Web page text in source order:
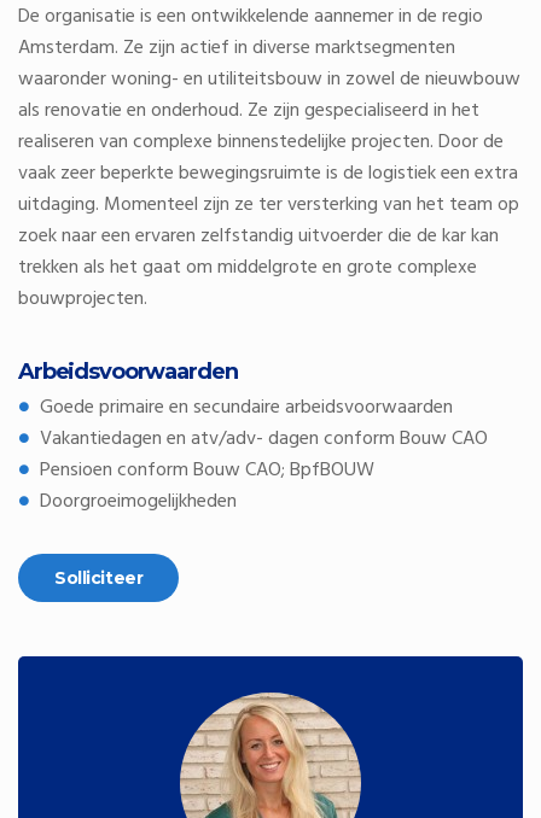
De organisatie is een ontwikkelende aannemer in de regio
Amsterdam. Ze zijn actief in diverse marktsegmenten
waaronder woning- en utiliteitsbouw in zowel de nieuwbouw
als renovatie en onderhoud. Ze zijn gespecialiseerd in het
realiseren van complexe binnenstedelijke projecten. Door de
vaak zeer beperkte bewegingsruimte is de logistiek een extra
uitdaging. Momenteel zijn ze ter versterking van het team op
zoek naar een ervaren zelfstandig uitvoerder die de kar kan
trekken als het gaat om middelgrote en grote complexe
bouwprojecten.
Arbeidsvoorwaarden
Goede primaire en secundaire arbeidsvoorwaarden
Vakantiedagen en atv/adv- dagen conform Bouw CAO
Pensioen conform Bouw CAO; BpfBOUW
Doorgroeimogelijkheden